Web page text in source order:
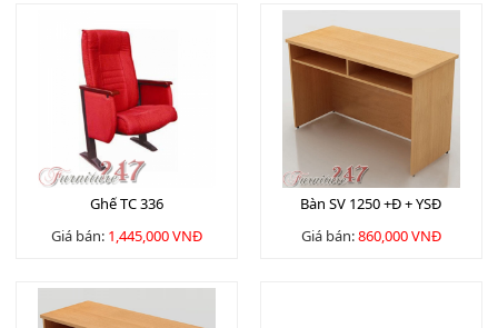
Ghế TC 336
Giá bán: 1,445,000 VNĐ
Bàn SV 1250 +Đ + YSĐ
Giá bán:860,000 VNĐ